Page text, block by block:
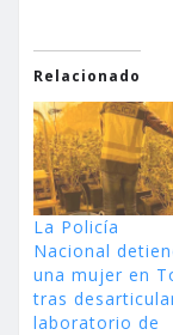
Relacionado
La Policía
Nacional
una mujer en
tras
laboratorio de